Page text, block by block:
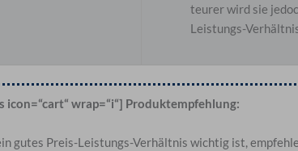
teurer wird sie
Leistungs-
icon=“cart“ wrap=“i“] Produktempfehlung:
gutes Preis-Leistungs-Verhältnis wichtig ist,